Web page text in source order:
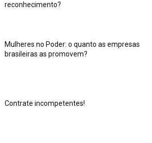
reconhecimento?
Mulheres no Poder: o quanto as empresas
brasileiras as promovem?
Contrate incompetentes!